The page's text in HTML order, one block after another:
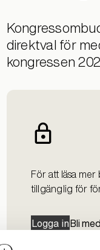
direktval för
kongressen
För att läsa
tillgänglig för
Logga inBli